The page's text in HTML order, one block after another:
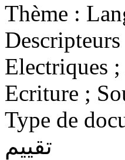
Thème :
Descripteurs
Electriques
Ecriture ;
Type de
تقييم